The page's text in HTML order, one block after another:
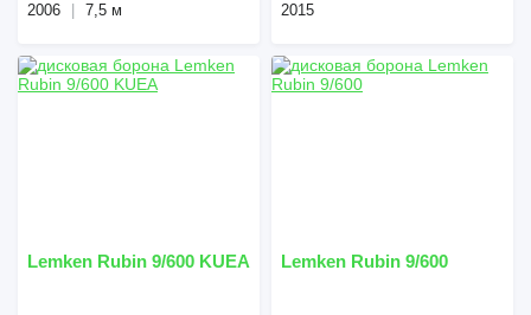
2006 7,5 м 2015
Lemken Rubin 9/600 KUEA Lemken Rubin 9/600